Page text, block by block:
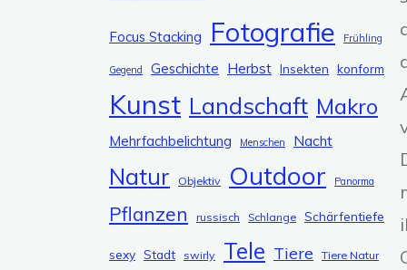
o
r
e
n
Focus Stacking Fotografie Frühling
Gegend Geschichte Herbst Insekten konform
Kunst Landschaft Makro
Mehrfachbelichtung Menschen Nacht
Natur Objektiv Outdoor Panorma
Pflanzen russisch Schlange Schärfentiefe
sexy Stadt swirly Tele Tiere Tiere Natur